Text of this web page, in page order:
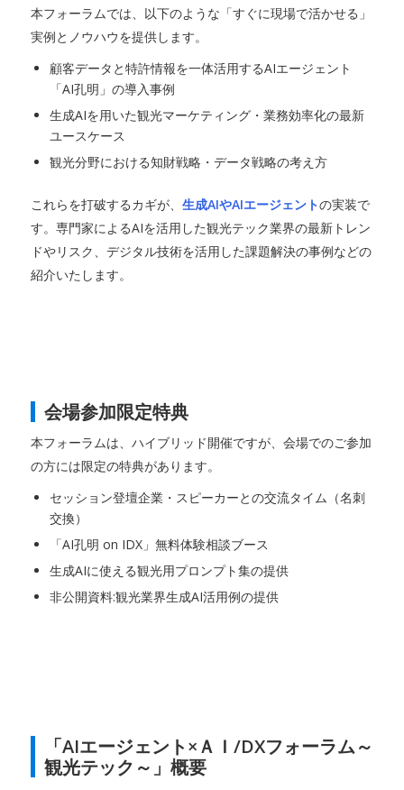
本フォーラムでは、以下のような「すぐに現場で活かせる」
実例とノウハウを提供します。
顧客データと特許情報を一体活用するAIエージェント
「AI孔明」の導入事例
生成AIを用いた観光マーケティング・業務効率化の最新
ユースケース
観光分野における知財戦略・データ戦略の考え方
これらを打破するカギが、 生成AIやAIエージェントの実装で
す。専門家によるAIを活用した観光テック業界の最新トレン
ドやリスク、デジタル技術を活用した課題解決の事例などの
紹介いたします。
会場参加限定特典
本フォーラムは、ハイブリッド開催ですが、会場でのご参加
の方には限定の特典があります。
セッション登壇企業・スピーカーとの交流タイム（名刺
交換）
「AI孔明 on IDX」無料体験相談ブース
生成AIに使える観光用プロンプト集の提供
非公開資料:観光業界生成AI活用例の提供
「AIエージェント×ＡＩ/DXフォーラム～
観光テック～」概要